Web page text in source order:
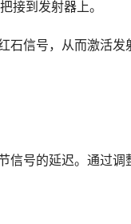
接到发射器上。
信号，从而激活发
信号的延迟。通过